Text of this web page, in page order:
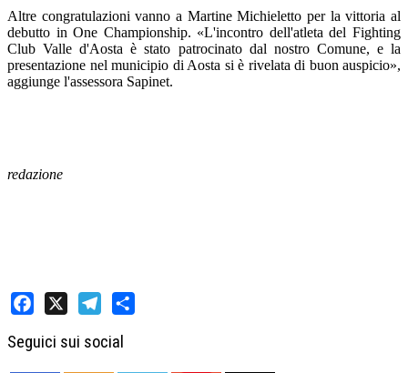
Altre congratulazioni vanno a Martine Michieletto per la vittoria al
debutto in One Championship. «L'incontro dell'atleta del Fighting
Club Valle d'Aosta è stato patrocinato dal nostro Comune, e la
presentazione nel municipio di Aosta si è rivelata di buon auspicio»,
aggiunge l'assessora Sapinet.
redazione
Seguici sui social